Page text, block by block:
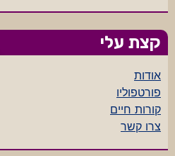
קצת עלי
אודות
פורטפוליו
קורות חיים
צרו קשר